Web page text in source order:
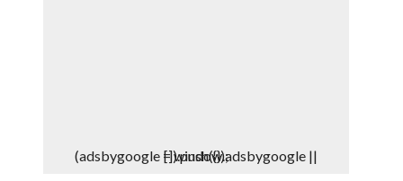
(adsbygoogle = window.adsbygoogle || []).push({});